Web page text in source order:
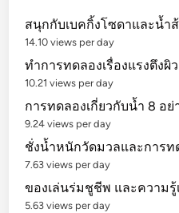
สนุกกับเบคกิ้งโซดาและน้ำ
14.10 views per day
ทำการทดลองเรื่องแรงตึงผิ
10.21 views per day
การทดลองเกี่ยวกับน้ำ 8 อย่
9.24 views per day
ชั่งน้ำหนักวัดมวลและการท
7.63 views per day
ของเล่นร่มชูชีพ และความรู้
5.63 views per day